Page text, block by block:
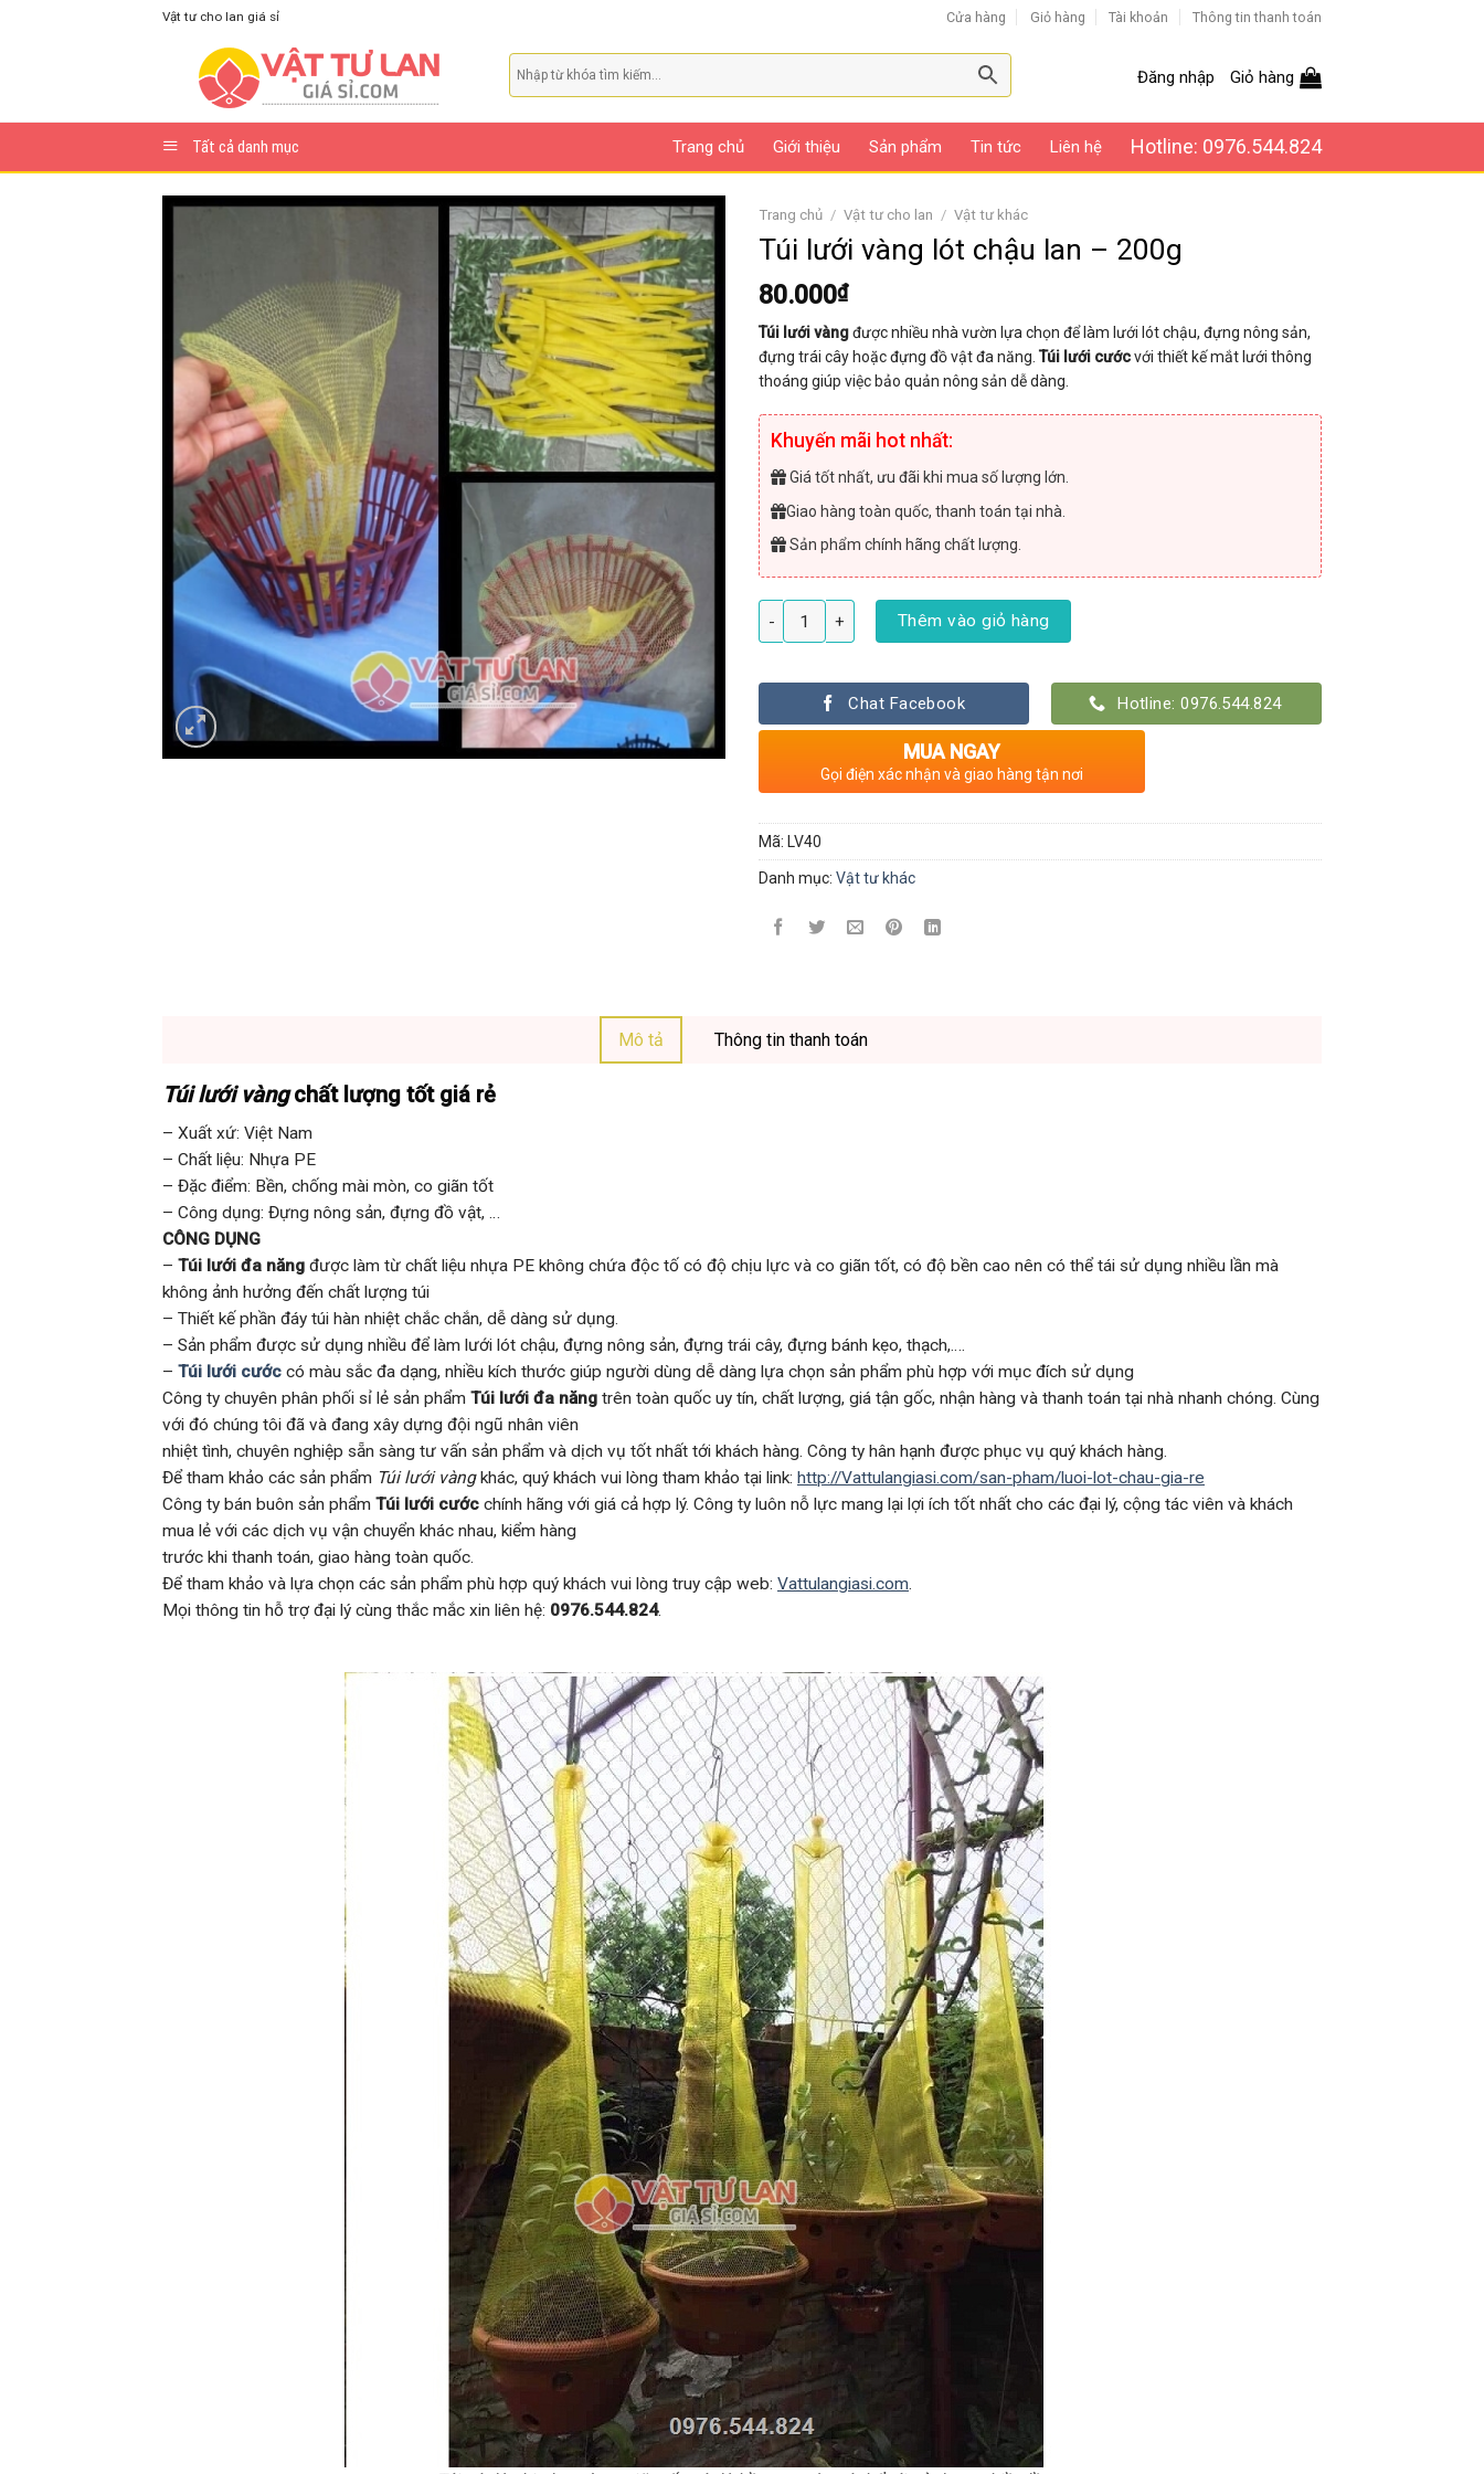
Vật tư cho lan giá sỉ Cửa hàng Giỏ hàng Tài khoản Thông tin thanh toán
Đăng nhập Giỏ hàng
Tất cả danh mục Trang chủ Giới thiệu Sản phẩm Tin tức Liên hệ Hotline: 0976.544.824
Trang chủ / Vật tư cho lan / Vật tư khác
Túi lưới vàng lót chậu lan – 200g
80.000₫
Túi lưới vàngđược nhiều nhà vườn lựa chọn để làm lưới lót chậu, đựng nông sản,
đựng trái cây hoặc đựng đồ vật đa năng. Túi lưới cướcvới thiết kế mắt lưới thông
thoáng giúp việc bảo quản nông sản dễ dàng.
Khuyến mãi hot nhất:
Giá tốt nhất, ưu đãi khi mua số lượng lớn.
Giao hàng toàn quốc, thanh toán tại nhà.
Sản phẩm chính hãng chất lượng.
Túi lưới vàng lót chậu lan - 200g số lượng
Thêm vào giỏ hàng
Chat Facebook Hotline: 0976.544.824
MUA NGAY
Gọi điện xác nhận và giao hàng tận nơi
Mã: LV40
Danh mục: Vật tư khác
Mô tả Thông tin thanh toán
Túi lưới vàngchất lượng tốt giá rẻ
– Xuất xứ: Việt Nam
– Chất liệu: Nhựa PE
– Đặc điểm: Bền, chống mài mòn, co giãn tốt
– Công dụng: Đựng nông sản, đựng đồ vật, …
CÔNG DỤNG
– Túi lưới đa năng được làm từ chất liệu nhựa PE không chứa độc tố có độ chịu lực và co giãn tốt, có độ bền cao nên có thể tái sử dụng nhiều lần mà
không ảnh hưởng đến chất lượng túi
– Thiết kế phần đáy túi hàn nhiệt chắc chắn, dễ dàng sử dụng.
– Sản phẩm được sử dụng nhiều để làm lưới lót chậu, đựng nông sản, đựng trái cây, đựng bánh kẹo, thạch,….
– Túi lưới cước có màu sắc đa dạng, nhiều kích thước giúp người dùng dễ dàng lựa chọn sản phẩm phù hợp với mục đích sử dụng
Công ty chuyên phân phối sỉ lẻ sản phẩm Túi lưới đa năng trên toàn quốc uy tín, chất lượng, giá tận gốc, nhận hàng và thanh toán tại nhà nhanh chóng. Cùng
với đó chúng tôi đã và đang xây dựng đội ngũ nhân viên
nhiệt tình, chuyên nghiệp sẵn sàng tư vấn sản phẩm và dịch vụ tốt nhất tới khách hàng. Công ty hân hạnh được phục vụ quý khách hàng.
Để tham khảo các sản phẩm Túi lưới vàngkhác, quý khách vui lòng tham khảo tại link: http://Vattulangiasi.com/san-pham/luoi-lot-chau-gia-re
Công ty bán buôn sản phẩm Túi lưới cước chính hãng với giá cả hợp lý. Công ty luôn nỗ lực mang lại lợi ích tốt nhất cho các đại lý, cộng tác viên và khách
mua lẻ với các dịch vụ vận chuyển khác nhau, kiểm hàng
trước khi thanh toán, giao hàng toàn quốc.
Để tham khảo và lựa chọn các sản phẩm phù hợp quý khách vui lòng truy cập web: Vattulangiasi.com.
Mọi thông tin hỗ trợ đại lý cùng thắc mắc xin liên hệ: 0976.544.824.